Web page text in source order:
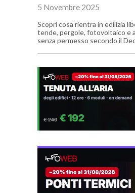
5 Novembre 2025
Scopri cosa rientra in edilizia
tende, pergole, fotovoltaico e
senza permesso secondo il